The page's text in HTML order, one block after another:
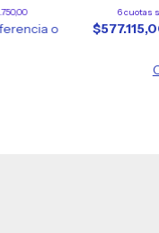
o
6cuotas